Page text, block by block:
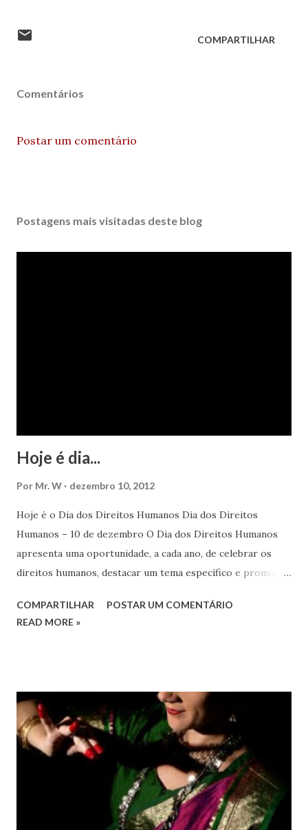
COMPARTILHAR
Comentários
Postar um comentário
Postagens mais visitadas deste blog
Hoje é dia...
Por Mr. W dezembro 10, 2012
Hoje é o Dia dos Direitos Humanos Dia dos Direitos
Humanos – 10 de dezembro O Dia dos Direitos Humanos
apresenta uma oportunidade, a cada ano, de celebrar os
direitos humanos, destacar um tema específico e promover
em todos os lugares. Este ano, o foco é sobre os direitos
Estes direitos humanos – os direitos à liberdade de opinião
e de expressão, de reunião pacífica e de associação, e de
participar no governo (artigos 19, 20 e 21 da Declaração
Universal dos Direitos Humanos ) – têm estado no centro
das mudanças históricas no mundo árabe nos últimos dois
anos, em que milhões foram às ruas para exigir mudanças.
Em outras partes do mundo, os “99%” fizeram suas vozes
COMPARTILHAR
POSTAR UM COMENTÁRIO
READ MORE »